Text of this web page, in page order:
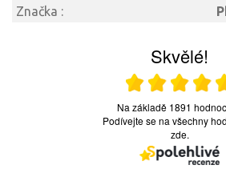
Značka :